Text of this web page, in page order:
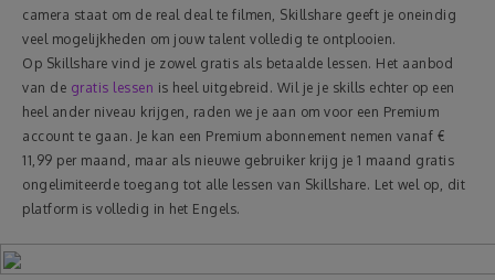
camera staat om de real deal te filmen, Skillshare geeft je oneindig
veel mogelijkheden om jouw talent volledig te ontplooien.
Op Skillshare vind je zowel gratis als betaalde lessen. Het aanbod
van de gratis lessen is heel uitgebreid. Wil je je skills echter op een
heel ander niveau krijgen, raden we je aan om voor een Premium
account te gaan. Je kan een Premium abonnement nemen vanaf €
11,99 per maand, maar als nieuwe gebruiker krijg je 1 maand gratis
ongelimiteerde toegang tot alle lessen van Skillshare. Let wel op, dit
platform is volledig in het Engels.